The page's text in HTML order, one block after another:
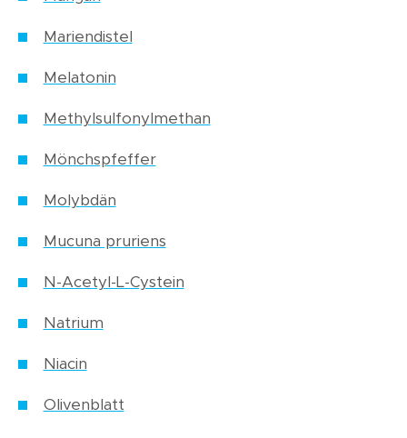
Mariendistel
Melatonin
Methylsulfonylmethan
Mönchspfeffer
Molybdän
Mucuna pruriens
N-Acetyl-L-Cystein
Natrium
Niacin
Olivenblatt